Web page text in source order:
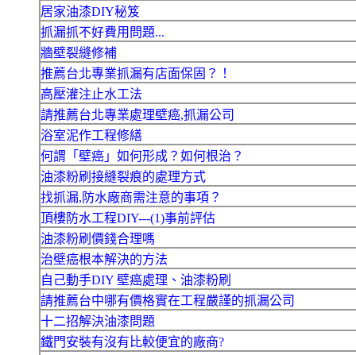
居家油漆DIY秘笈
抓漏抓不好費用問題...
牆壁裂縫修補
推薦台北專業抓漏有店面保固？！
高壓灌注止水工法
請推薦台北專業處理壁癌,抓漏公司
浴室泥作工程修繕
何謂「壁癌」如何形成？如何根治？
油漆粉刷接縫裂痕的處理方式
找抓漏,防水廠商需注意的事項？
頂樓防水工程DIY---(1)事前評估
油漆粉刷價錢合理嗎
治壁癌根本解決的方法
自己動手DIY 壁癌處理、油漆粉刷
請推薦台中哪有價格實在工程嚴謹的抓漏公司
十二招解決油漆問題
鐵門安裝有沒有比較便宜的廠商?